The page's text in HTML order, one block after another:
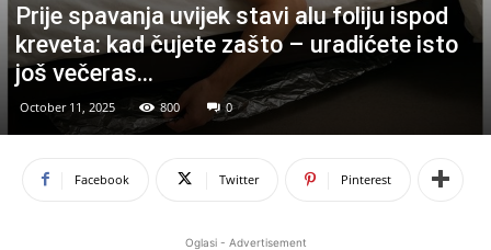
Prije spavanja uvijek stavi alu foliju ispod
kreveta: kad čujete zašto – uradićete isto
još večeras…
October 11, 2025 800 0
Facebook Twitter Pinterest
Oglasi - Advertisement